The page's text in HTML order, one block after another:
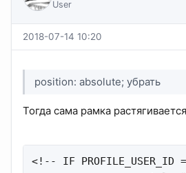
User
2018-07-14 10:20
position: absolute; убрать
Тогда сама рамка растягивается
<!-- IF PROFILE_USER_ID